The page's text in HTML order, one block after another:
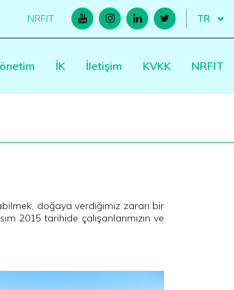
NRFIT
İK İletişim KVKK NRFIT
doğaya verdiğimiz zararı bir
2015 tarihide çalışanlarımızın ve